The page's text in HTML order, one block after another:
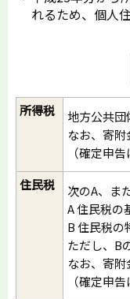
れるため、個人
所得税
地方公共
なお、寄
（確定申
住民税
次のA、ま
A 住民税の
B 住民税
ただし、B
なお、寄
（確定申